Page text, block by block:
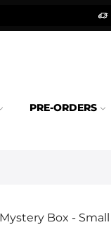
PRE-ORDERS